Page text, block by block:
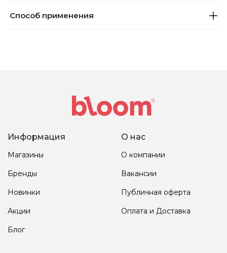
Способ применения
Информация
Магазины
Бренды
Новинки
Акции
Блог
О нас
О компании
Вакансии
Публичная оферта
Оплата и Доставка